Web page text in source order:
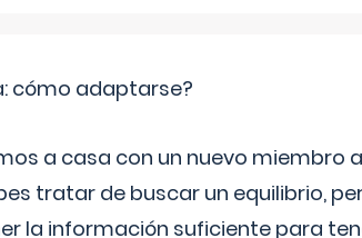
cómo adaptarse?
a casa con un nuevo miembro
tratar de buscar un equilibrio,
la información suficiente para